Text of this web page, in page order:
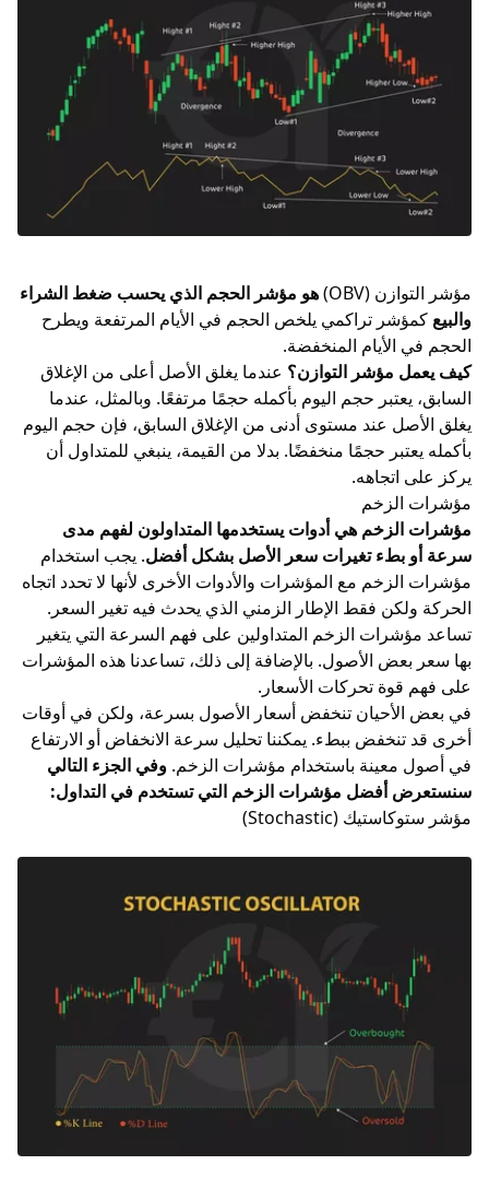
مؤشر التوازن (OBV)
هو مؤشر الحجم الذي يحسب ضغط الشراء
والبيع كمؤشر تراكمي يلخص الحجم في الأيام المرتفعة ويطرح
الحجم في الأيام المنخفضة.
كيف يعمل مؤشر التوازن؟ عندما يغلق الأصل أعلى من الإغلاق
السابق، يعتبر حجم اليوم بأكمله حجمًا مرتفعًا. وبالمثل، عندما
يغلق الأصل عند مستوى أدنى من الإغلاق السابق، فإن حجم اليوم
بأكمله يعتبر حجمًا منخفضًا. بدلا من القيمة، ينبغي للمتداول أن
يركز على اتجاهه.
مؤشرات الزخم
مؤشرات الزخم هي أدوات يستخدمها المتداولون لفهم مدى
سرعة أو بطء تغيرات سعر الأصل بشكل أفضل. يجب استخدام
مؤشرات الزخم مع المؤشرات والأدوات الأخرى لأنها لا تحدد اتجاه
الحركة ولكن فقط الإطار الزمني الذي يحدث فيه تغير السعر.
تساعد مؤشرات الزخم المتداولين على فهم السرعة التي يتغير
بها سعر بعض الأصول. بالإضافة إلى ذلك، تساعدنا هذه المؤشرات
على فهم قوة تحركات الأسعار.
في بعض الأحيان تنخفض أسعار الأصول بسرعة، ولكن في أوقات
أخرى قد تنخفض ببطء. يمكننا تحليل سرعة الانخفاض أو الارتفاع
في أصول معينة باستخدام مؤشرات الزخم. وفي الجزء التالي
سنستعرض أفضل مؤشرات الزخم التي تستخدم في التداول:
مؤشر ستوكاستيك (Stochastic)